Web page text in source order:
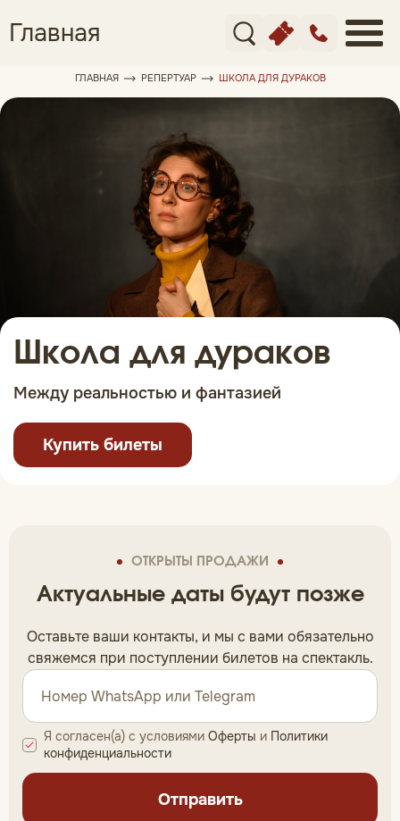
Главная
ГЛАВНАЯ РЕПЕРТУАР ШКОЛА ДЛЯ ДУРАКОВ
Школа для дураков
Между реальностью и фантазией
Купить билеты
ОТКРЫТЫ ПРОДАЖИ
Актуальные даты будут позже
Оставьте ваши контакты, и мы c вами обязательно
свяжемся при поступлении билетов на спектакль.
Отправить
Я согласен(а) с условиями Оферты и Политики
конфиденциальности